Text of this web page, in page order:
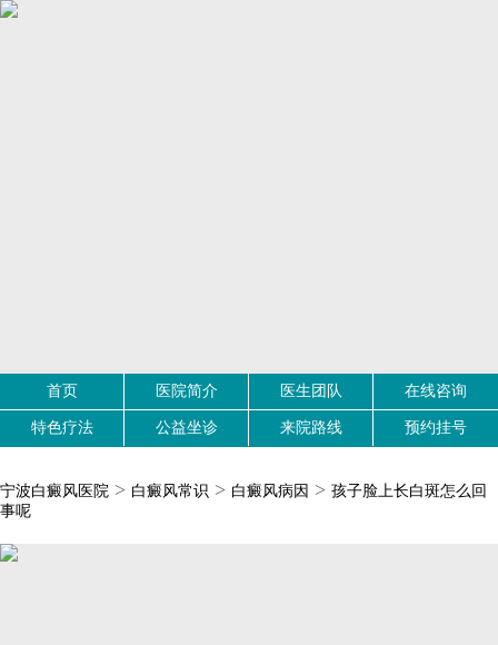
首页 医院简介 医生团队 在线咨询
特色疗法 公益坐诊 来院路线 预约挂号
宁波白癜风医院 > 白癜风常识 > 白癜风病因 > 孩子脸上长白斑怎么回
事呢